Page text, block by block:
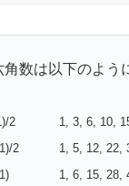
角数は以下のよう
2
1, 3, 6, 10,
2
1, 5, 12, 22,
1, 6, 15, 28,